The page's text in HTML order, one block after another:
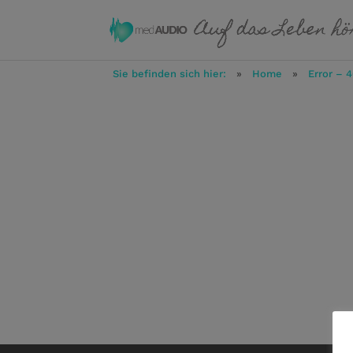
Sie befinden sich hier: » Home » Error –